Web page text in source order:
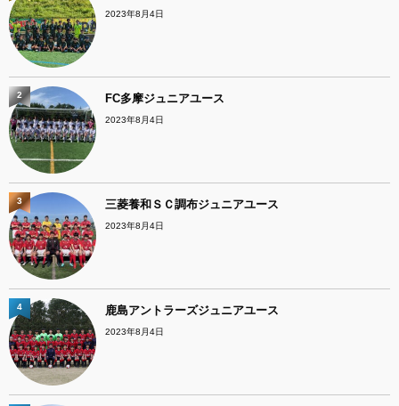
2023年8月4日
FC多摩ジュニアユース
2023年8月4日
2
三菱養和ＳＣ調布ジュニアユース
2023年8月4日
3
鹿島アントラーズジュニアユース
2023年8月4日
4